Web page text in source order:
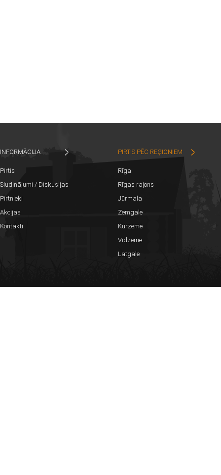
INFORMĀCIJA
Pirtis
Sludinājumi / Diskusijas
Pirtnieki
Akcijas
Kontakti
PIRTIS PĒC REĢIONIEM
Rīga
Rīgas rajons
Jūrmala
Zemgale
Kurzeme
Vidzeme
Latgale